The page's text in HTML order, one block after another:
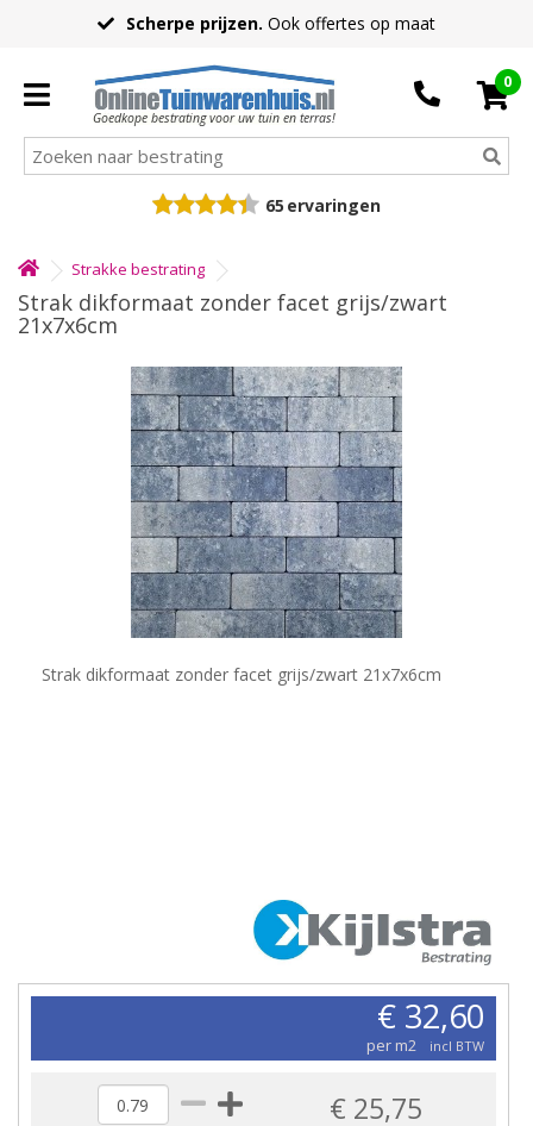
Scherpe prijzen. Ook offertes op maat
Goedkope bestrating voor uw tuin en terras!
0
65 ervaringen
Strakke bestrating
Strak dikformaat zonder facet grijs/zwart
21x7x6cm
Strak dikformaat zonder facet grijs/zwart 21x7x6cm
€ 32,60
per m2 incl BTW
€ 25,75